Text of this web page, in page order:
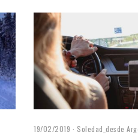
19/02/2019 Soledad_desde